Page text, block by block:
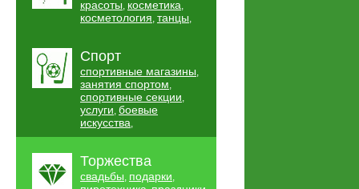
красоты, косметика,
косметология, танцы,
Спорт
спортивные магазины,
занятия спортом,
спортивные секции,
услуги, боевые
искусства,
Торжества
свадьбы, подарки,